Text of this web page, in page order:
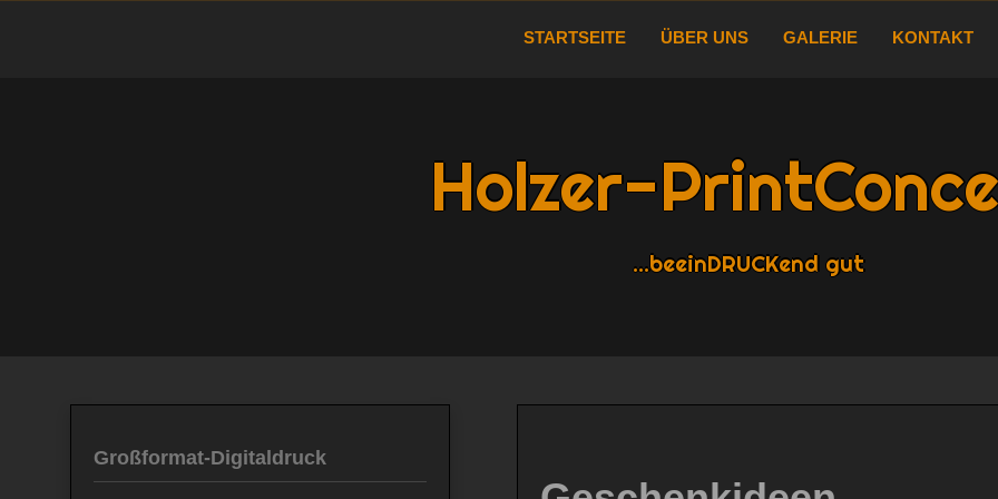
STARTSEITE ÜBER UNS GALERIE KONTAKT
Holzer-
…beeinDRUCKend gut
Großformat-Digitaldruck